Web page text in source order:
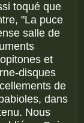
toqué que
"La puce
salle de
et
disques
de
dans
Nous